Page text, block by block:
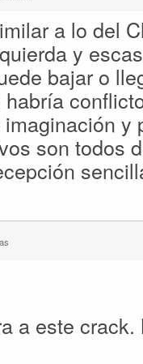
a lo del
y
bajar o
y
son todos
a este